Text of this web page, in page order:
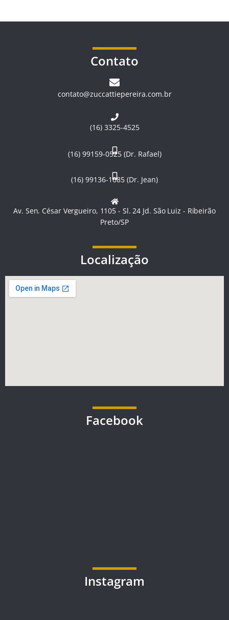
Contato
contato@zuccattiepereira.com.br
(16) 3325-4525
(16) 99159-0525 (Dr. Rafael)
(16) 99136-1085 (Dr. Jean)
Av. Sen. César Vergueiro, 1105 - Sl. 24 Jd. São Luiz - Ribeirão
Preto/SP
Localização
Facebook
Instagram